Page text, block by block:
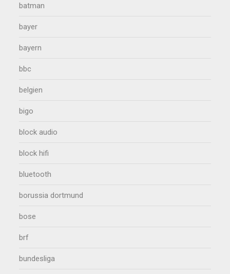
batman
bayer
bayern
bbc
belgien
bigo
block audio
block hifi
bluetooth
borussia dortmund
bose
brf
bundesliga